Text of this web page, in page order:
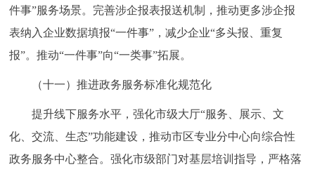
件事”服务场景。完善涉企报表报送机制，推动更多涉企报
表纳入企业数据填报“一件事”，减少企业“多头报、重复
报”。推动“一件事”向“一类事”拓展。
（十一）推进政务服务标准化规范化
提升线下服务水平，强化市级大厅“服务、展示、文
化、交流、生态”功能建设，推动市区专业分中心向综合性
政务服务中心整合。强化市级部门对基层培训指导，严格落